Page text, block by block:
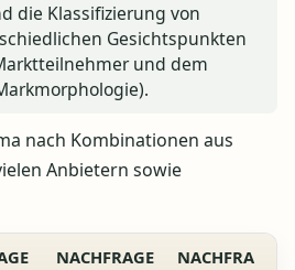
die Klassifizierung von
Gesichtspunkten
und dem
nach Kombinationen aus
Anbietern sowie
NACHFRAGE
NACHFRA